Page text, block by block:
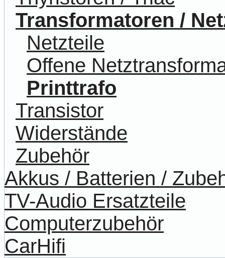
Transformatoren /
Netzteile
Offene
Printtrafo
Transistor
Widerstände
Zubehör
Akkus / Batterien /
TV-Audio Ersatzteile
Computerzubehör
CarHifi